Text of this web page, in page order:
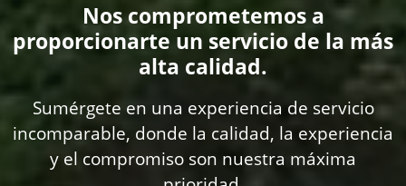
Nos comprometemos a
proporcionarte un servicio de la más
alta calidad.
Sumérgete en una experiencia de servicio
incomparable, donde la calidad, la experiencia
y el compromiso son nuestra máxima